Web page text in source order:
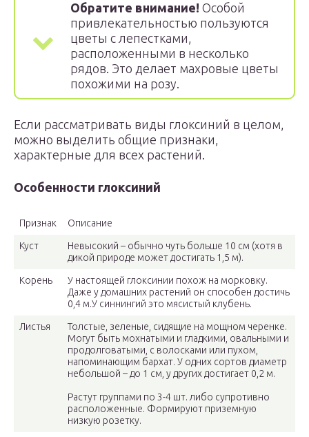
Обратите внимание! Особой
привлекательностью пользуются
цветы с лепестками,
расположенными в несколько
рядов. Это делает махровые цветы
похожими на розу.
Если рассматривать виды глоксиний в целом,
можно выделить общие признаки,
характерные для всех растений.
Особенности глоксиний
Признак Описание
Куст
Невысокий – обычно чуть больше 10 см (хотя в
дикой природе может достигать 1,5 м).
Корень
У настоящей глоксинии похож на морковку.
Даже у домашних растений он способен достичь
0,4 м.У синнингий это мясистый клубень.
Листья
Толстые, зеленые, сидящие на мощном черенке.
Могут быть мохнатыми и гладкими, овальными и
продолговатыми, с волосками или пухом,
напоминающим бархат. У одних сортов диаметр
небольшой – до 1 см, у других достигает 0,2 м.
Растут группами по 3-4 шт. либо супротивно
расположенные. Формируют приземную
низкую розетку.